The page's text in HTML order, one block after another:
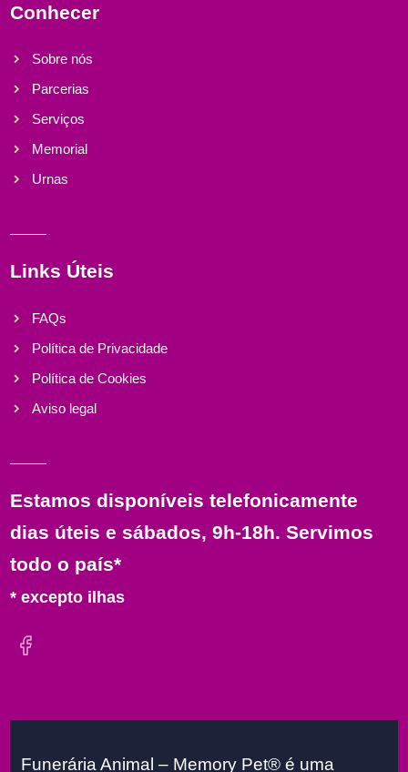
Conhecer
Sobre nós
Parcerias
Serviços
Memorial
Urnas
Links Úteis
FAQs
Política de Privacidade
Política de Cookies
Aviso legal
Estamos disponíveis telefonicamente
dias úteis e sábados, 9h-18h. Servimos
todo o país*
* excepto ilhas
Funerária Animal – Memory Pet® é uma